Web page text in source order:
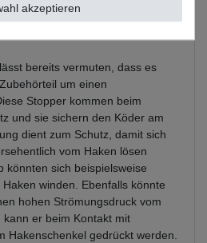
Stopper beim Welsangeln
bereits vermuten, dass es
um einen
Stopper kommen beim
und sie sichern den Köder am
dient zum Schutz, damit sich
vom Haken lösen
könnten sich beispielsweise
winden. Ebenfalls könnte
hohen Strömungsdruck vom
er beim Kontakt mit
Hakenschenkel gedrückt werden.
akzeptieren